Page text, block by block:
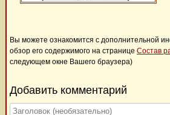
Вы можете ознакомится с дополнительной
обзор его содержимого на странице Состав
следующем окне Вашего браузера)
Добавить комментарий